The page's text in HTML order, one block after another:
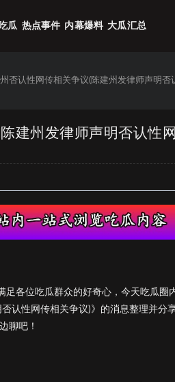
瓜 热点事件 内幕爆料 大瓜汇总
否认性网传相关争议(陈建州发律师声明否
建州发律师声明否认性
足各位吃瓜群众的好奇心，今天吃瓜圈
认性网传相关争议)》的消息整理并分
聊吧！